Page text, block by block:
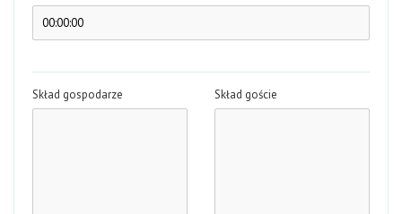
Skład gospodarze Skład goście